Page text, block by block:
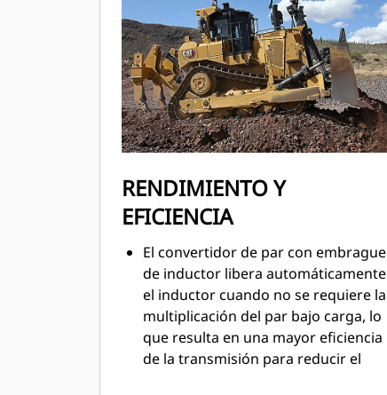
RENDIMIENTO Y
EFICIENCIA
El convertidor de par con embrague
de inductor libera automáticamente
el inductor cuando no se requiere la
multiplicación del par bajo carga, lo
que resulta en una mayor eficiencia
de la transmisión para reducir el